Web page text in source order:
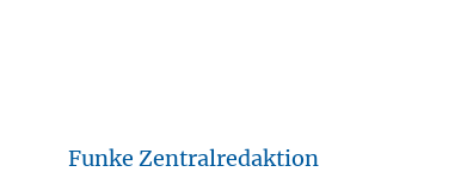
Funke Zentralredaktion